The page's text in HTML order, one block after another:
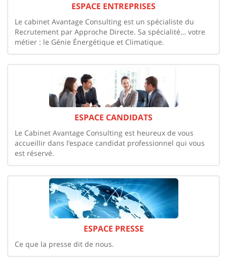
ESPACE ENTREPRISES
Le cabinet Avantage Consulting est un spécialiste du
Recrutement par Approche Directe. Sa spécialité… votre
métier : le Génie Énergétique et Climatique.
ESPACE CANDIDATS
Le Cabinet Avantage Consulting est heureux de vous
accueillir dans l’espace candidat professionnel qui vous
est réservé.
ESPACE PRESSE
Ce que la presse dit de nous.